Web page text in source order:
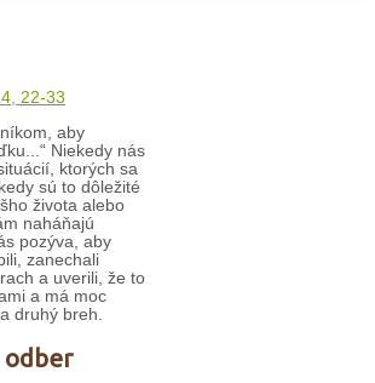
22-33
aby
Niekedy nás
ktorých sa
sú to dôležité
života alebo
naháňajú
pozýva, aby
zanechali
a uverili, že to
a má moc
druhý breh.
odber